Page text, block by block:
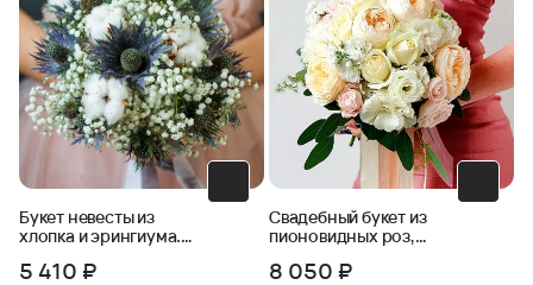
Букет невесты из
хлопка и эрингиума.
5 410 ₽
Свадебный букет из
пионовидных роз,
8 050 ₽